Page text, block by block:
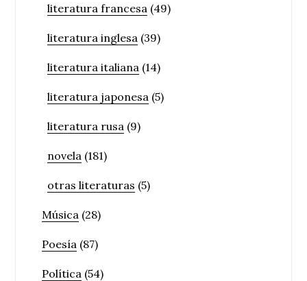
literatura francesa (49)
literatura inglesa (39)
literatura italiana (14)
literatura japonesa (5)
literatura rusa (9)
novela (181)
otras literaturas (5)
Música (28)
Poesía (87)
Política (54)